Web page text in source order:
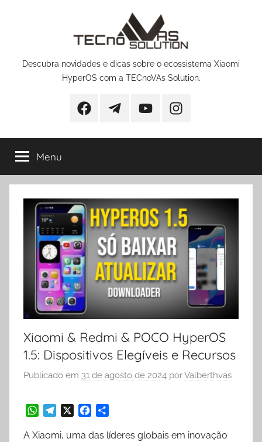
Descubra novidades e dicas sobre o ecossistema Xiaomi
HyperOS com a TECnoVAs Solution.
FacebookTelegramYouTubeInstagram
Menu
Xiaomi & Redmi & POCO HyperOS
1.5: Dispositivos Elegíveis e Recursos
Publicado em 31 de agosto de 2024 porValberthvas
h
e
a
h
A Xiaomi, uma das líderes globais em inovação